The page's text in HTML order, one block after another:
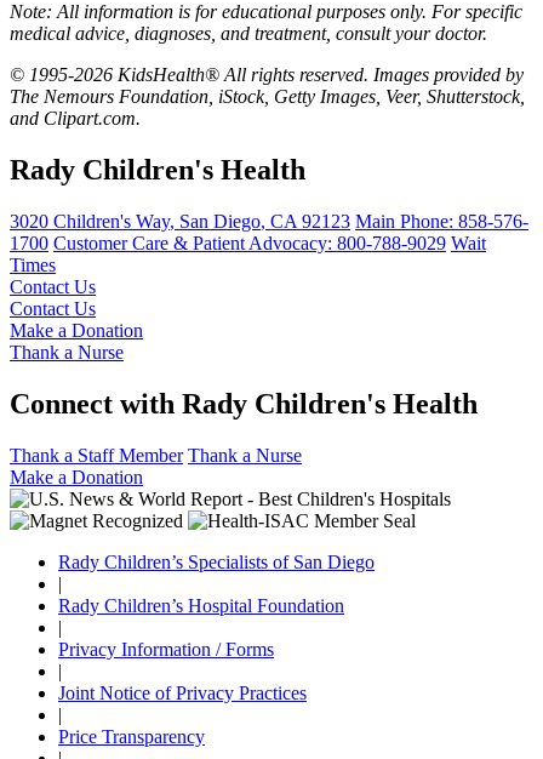
Note: All information is for educational purposes only. For specific
medical advice, diagnoses, and treatment, consult your doctor.
© 1995-2026 KidsHealth® All rights reserved. Images provided by
The Nemours Foundation, iStock, Getty Images, Veer, Shutterstock,
and Clipart.com.
Rady Children's Health
3020 Children's Way, San Diego, CA 92123 Main Phone: 858-576-
1700 Customer Care & Patient Advocacy: 800-788-9029 Wait
Times
Contact Us
Contact Us
Make a Donation
Thank a Nurse
Connect with Rady Children's Health
Thank a Staff Member Thank a Nurse
Make a Donation
Rady Children’s Specialists of San Diego
|
Rady Children’s Hospital Foundation
|
Privacy Information / Forms
|
Joint Notice of Privacy Practices
|
Price Transparency